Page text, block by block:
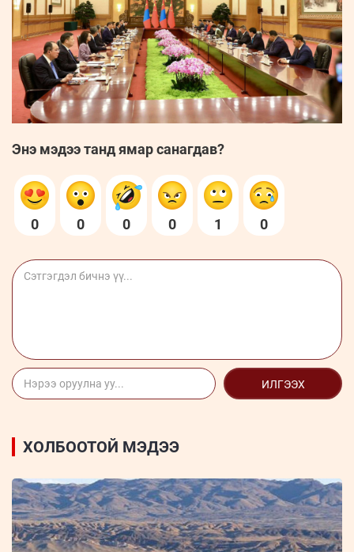
Энэ мэдээ танд ямар санагдав?
0 0 0 0 1 0
ИЛГЭЭХ
ХОЛБООТОЙ МЭДЭЭ